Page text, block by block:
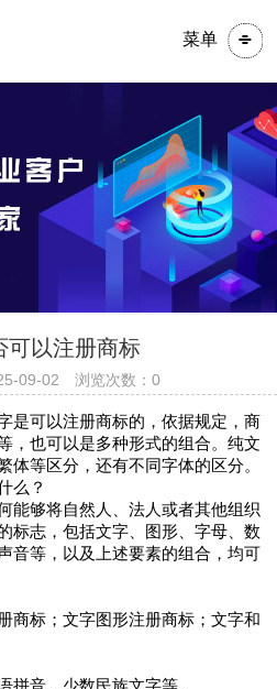
菜单
可以注册商标
09-02 浏览次数：0
是可以注册商标的，依据规定，商
，也可以是多种形式的组合。纯文
体等区分，还有不同字体的区分。
么？
能够将自然人、法人或者其他组织
标志，包括文字、图形、字母、数
音等，以及上述要素的组合，均可
商标；文字图形注册商标；文字和
拼音、少数民族文字等。